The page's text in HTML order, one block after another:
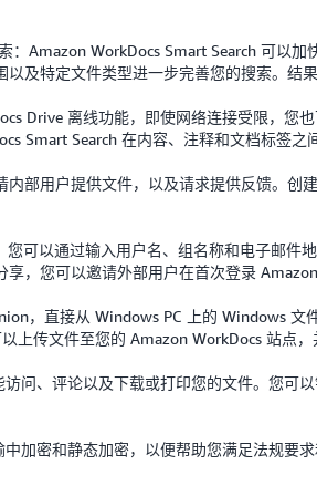
：Amazon WorkDocs Smart Search 可以
及特定文件类型进一步完善您的搜索。结
Drive 离线功能，即使网络连接受限，您
Smart Search 在内容、注释和文档标签之
部用户提供文件，以及请求提供反馈。
您可以通过输入用户名、组名称和电子邮件
，您可以邀请外部用户在首次登录
，直接从 Windows PC 上的 Windows
上传文件至您的 Amazon WorkDocs 站点
问、评论以及下载或打印您的文件。您可
加密和静态加密，以便帮助您满足法规要